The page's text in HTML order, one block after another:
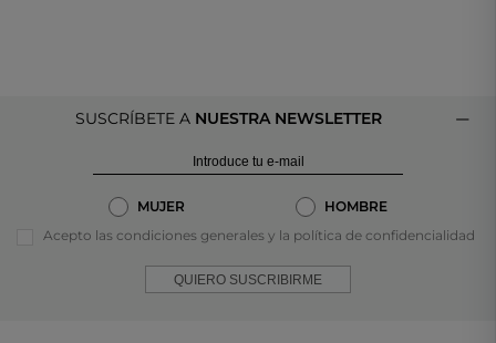
SUSCRÍBETE A NUESTRA NEWSLETTER
MUJER
HOMBRE
Acepto las condiciones generales y la política de confidencialidad
QUIERO SUSCRIBIRME